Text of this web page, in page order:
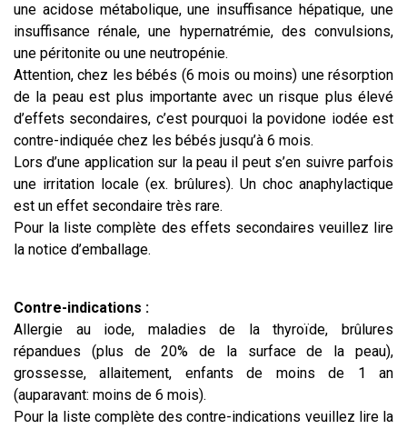
une acidose métabolique, une insuffisance hépatique, une
insuffisance rénale, une hypernatrémie, des convulsions,
une péritonite ou une neutropénie.
Attention, chez les bébés (6 mois ou moins) une résorption
de la peau est plus importante avec un risque plus élevé
d’effets secondaires, c’est pourquoi la povidone iodée est
contre-indiquée chez les bébés jusqu’à 6 mois.
Lors d’une application sur la peau il peut s’en suivre parfois
une irritation locale (ex. brûlures). Un choc anaphylactique
est un effet secondaire très rare.
Pour la liste complète des effets secondaires veuillez lire
la notice d’emballage.
Contre-indications :
Allergie au iode, maladies de la thyroïde, brûlures
répandues (plus de 20% de la surface de la peau),
grossesse, allaitement, enfants de moins de 1 an
(auparavant: moins de 6 mois).
Pour la liste complète des contre-indications veuillez lire la